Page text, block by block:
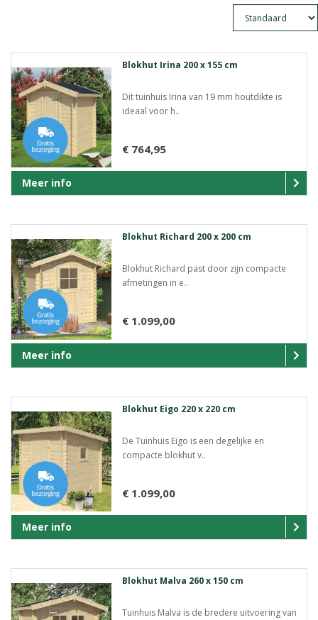
Blokhut Irina 200 x 155 cm
Dit tuinhuis Irina van 19 mm houtdikte is
ideaal voor h..
€ 764,95
Meer info
Blokhut Richard 200 x 200 cm
Blokhut Richard past door zijn compacte
afmetingen in e..
€ 1.099,00
Meer info
Blokhut Eigo 220 x 220 cm
De Tuinhuis Eigo is een degelijke en
compacte blokhut v..
€ 1.099,00
Meer info
Blokhut Malva 260 x 150 cm
Tuinhuis Malva is de bredere uitvoering van